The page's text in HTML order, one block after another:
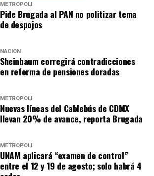
METRÓPOLI
Pide Brugada al PAN no politizar tema
de despojos
NACIÓN
Sheinbaum corregirá contradicciones
en reforma de pensiones doradas
METRÓPOLI
Nuevas líneas del Cablebús de CDMX
llevan 20% de avance, reporta Brugada
METRÓPOLI
UNAM aplicará “examen de control”
entre el 12 y 19 de agosto; solo habrá 4